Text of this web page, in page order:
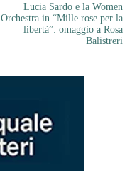
Lucia Sardo e la Women
Orchestra in “Mille rose per la
libertà”: omaggio a Rosa
Balistreri